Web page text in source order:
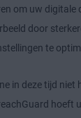
om uw digitale
door
te
in deze tijd niet
hoeft